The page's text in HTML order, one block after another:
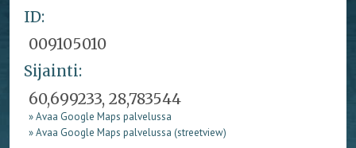
ID:
009105010
Sijainti:
60,699233, 28,783544
» Avaa Google Maps palvelussa
» Avaa Google Maps palvelussa (streetview)